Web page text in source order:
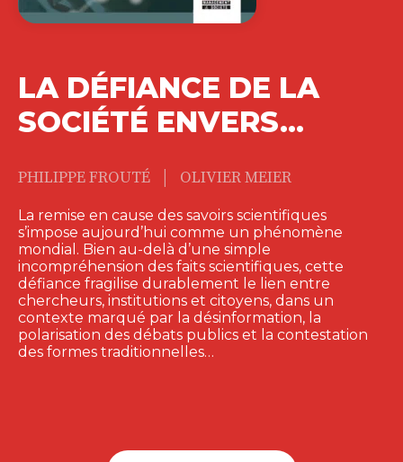
LA DÉFIANCE DE LA
SOCIÉTÉ ENVERS…
PHILIPPE FROUTÉ OLIVIER MEIER
La remise en cause des savoirs scientifiques
s’impose aujourd’hui comme un phénomène
mondial. Bien au-delà d’une simple
incompréhension des faits scientifiques, cette
défiance fragilise durablement le lien entre
chercheurs, institutions et citoyens, dans un
contexte marqué par la désinformation, la
polarisation des débats publics et la contestation
des formes traditionnelles…